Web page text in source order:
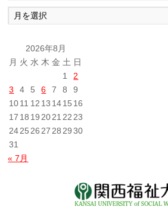
過
去
稿
2026年8月
月 火 水 木 金 土 日
1
2
3
4 5 6 7 8
9
1011 12 13 1415 16
17 18 19 2021 22 23
2425 26 27 28 29 30
31
« 7月